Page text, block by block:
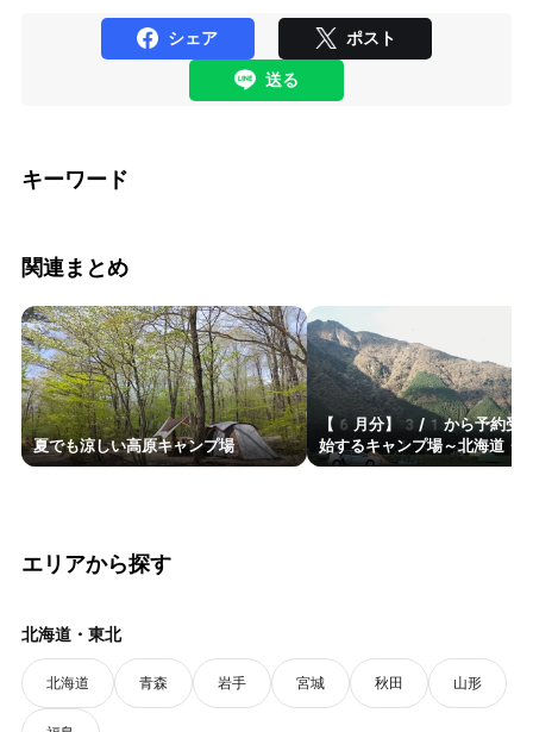
シェア ポスト
送る
キーワード
関連まとめ
夏でも涼しい高原キャンプ場
【6月分】3/1から予約受
始するキャンプ場～北海道・
エリアから探す
北海道・東北
北海道 青森 岩手 宮城 秋田 山形